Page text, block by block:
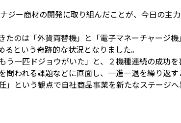
ジー商材の開発に取り組んだことが、今日の主
のは「外貨両替機」と「電子マネーチャージ
という奇跡的な状況となりました。
一匹ドジョウがいた」と、２機種連続の成功を
われる課題などに直面し、一進一退を繰り返
」という観点で自社商品事業を新たなステージ